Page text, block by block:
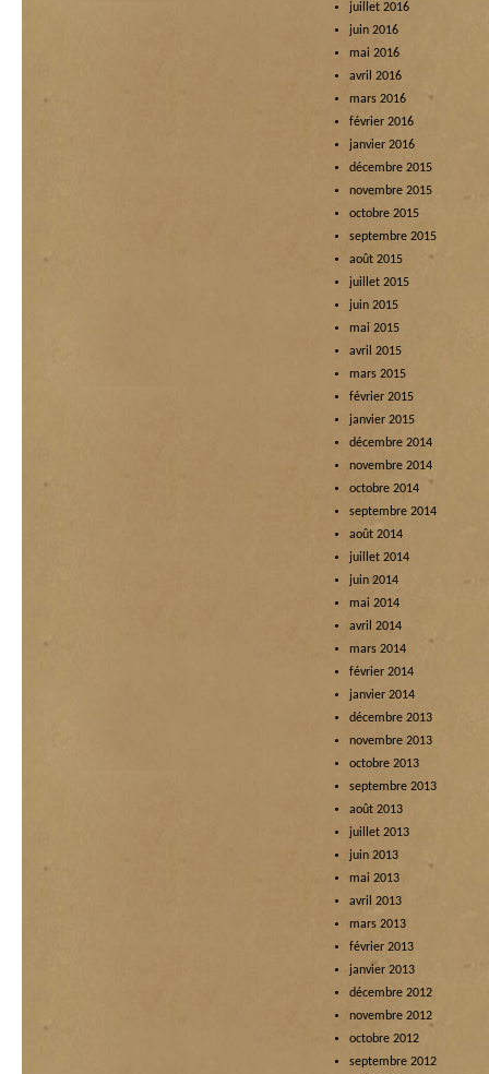
juillet 2016
juin 2016
mai 2016
avril 2016
mars 2016
février 2016
janvier 2016
décembre 2015
novembre 2015
octobre 2015
septembre 2015
août 2015
juillet 2015
juin 2015
mai 2015
avril 2015
mars 2015
février 2015
janvier 2015
décembre 2014
novembre 2014
octobre 2014
septembre 2014
août 2014
juillet 2014
juin 2014
mai 2014
avril 2014
mars 2014
février 2014
janvier 2014
décembre 2013
novembre 2013
octobre 2013
septembre 2013
août 2013
juillet 2013
juin 2013
mai 2013
avril 2013
mars 2013
février 2013
janvier 2013
décembre 2012
novembre 2012
octobre 2012
septembre 2012